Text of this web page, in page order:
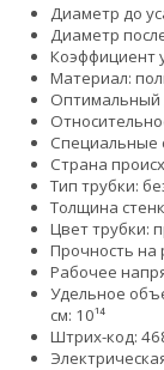
Диаметр до
Диаметр
Коэффициент
Материал:
Оптимальный
Специальные
Страна
Тип трубки:
Толщина
Цвет трубки:
Прочность на
Рабочее
Удельное
см: 10¹⁴
Штрих-код: